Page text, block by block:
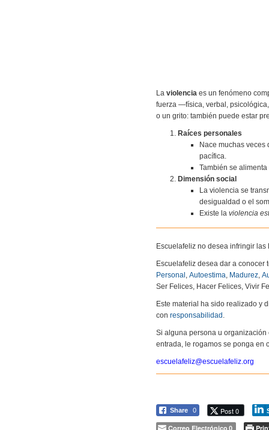
La violencia es un fenómeno
fuerza —física, verbal,
o un grito: también puede estar
Raíces personales
Nace muchas
pacífica.
También se
Dimensión social
La violencia se
desigualdad o el
Existe la violencia
Escuelafeliz no desea infringir
Escuelafeliz desea dar a
Personal , Autoestima, Madurez,
Ser Felices, Hacer Felices, Vivir
Este material ha sido realizado y
con responsabilidad .
Si alguna persona u
entrada, le rogamos se ponga en
escuelafeliz@escuelafeliz.org
Share 0 Post 0
Correo Electrónico 0